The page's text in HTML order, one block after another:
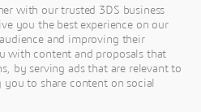
with our trusted 3DS business
you the best experience on our
and improving their
with content and proposals that
by serving ads that are relevant to
to share content on social